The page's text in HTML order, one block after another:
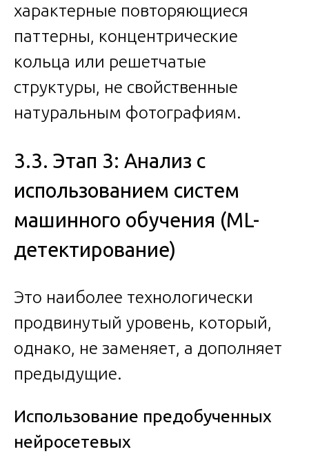
характерные повторяющиеся
паттерны, концентрические
кольца или решетчатые
структуры, не свойственные
натуральным фотографиям.
3.3. Этап 3: Анализ с
использованием систем
машинного обучения (ML-
детектирование)
Это наиболее технологически
продвинутый уровень, который,
однако, не заменяет, а дополняет
предыдущие.
Использование предобученных
нейросетевых